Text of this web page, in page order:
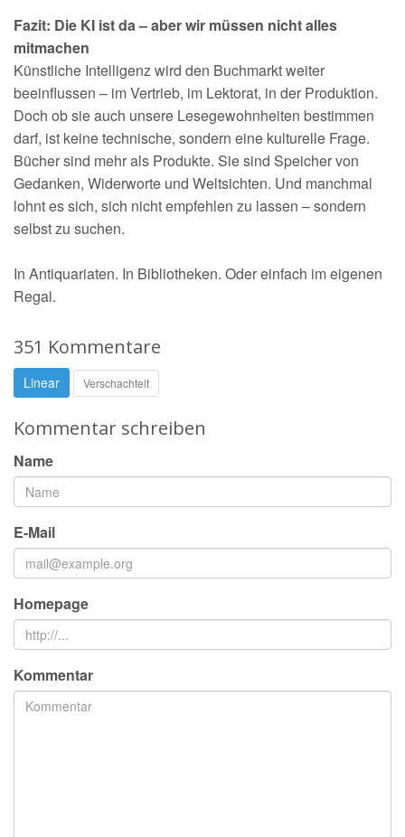
Fazit: Die KI ist da – aber wir müssen nicht alles
mitmachen
Künstliche Intelligenz wird den Buchmarkt weiter
beeinflussen – im Vertrieb, im Lektorat, in der Produktion.
Doch ob sie auch unsere Lesegewohnheiten bestimmen
darf, ist keine technische, sondern eine kulturelle Frage.
Bücher sind mehr als Produkte. Sie sind Speicher von
Gedanken, Widerworte und Weltsichten. Und manchmal
lohnt es sich, sich nicht empfehlen zu lassen – sondern
selbst zu suchen.
In Antiquariaten. In Bibliotheken. Oder einfach im eigenen
Regal.
351 Kommentare
Linear Verschachtelt
Kommentar schreiben
Name
E-Mail
Homepage
Kommentar